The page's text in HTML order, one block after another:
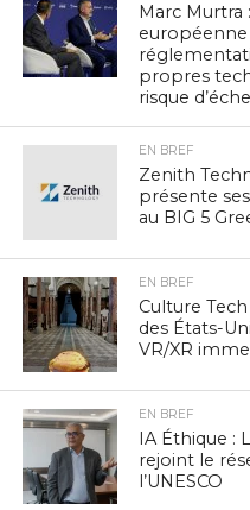
Marc Murtra
propres
risque
EN BREF
Zenith
présente
au BIG 5
EN BREF
Culture
des États-
VR/XR
EN BREF
IA Éthique :
rejoint le
l’UNESCO